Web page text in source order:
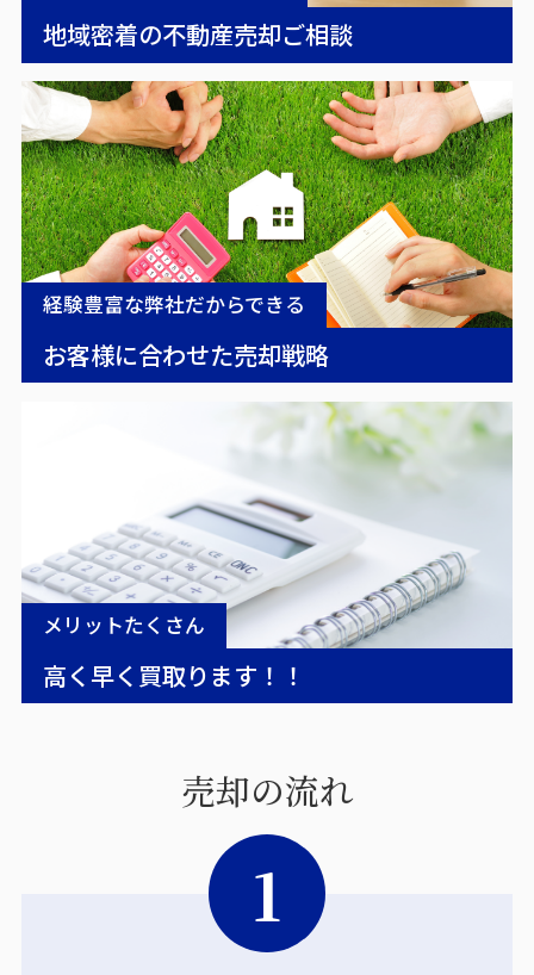
地域密着の不動産売却ご相談
経験豊富な弊社だからできる
お客様に合わせた売却戦略
メリットたくさん
高く早く買取ります！！
売却の流れ
1